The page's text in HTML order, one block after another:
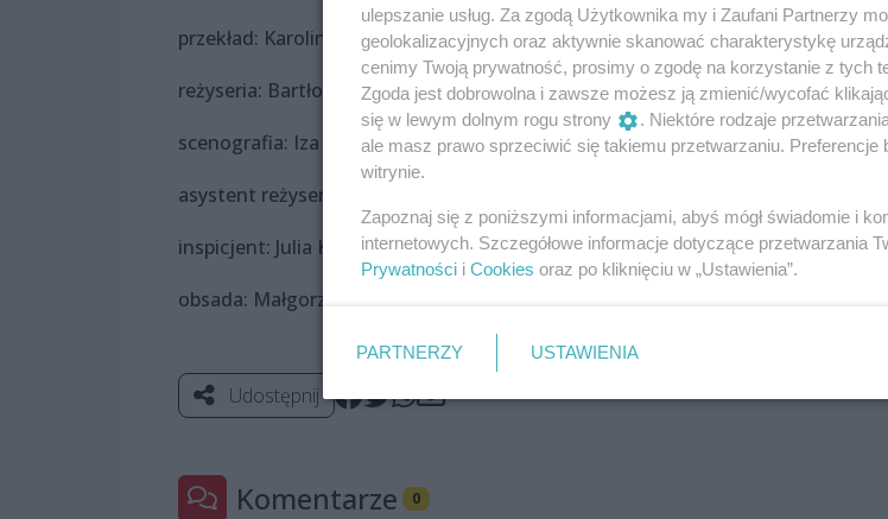
przekład: Karolina Bikont
reżyseria: Bartłomiej Wyszomirski
scenografia: Iza Toroniewicz
asystent reżysera: Małgorzata Chryc-Filary
inspicjent: Julia Karol
obsada: Małgorzata Chryc-Filary, Zbigniew Filary, Karol Olszewski
Udostępnij
Komentarze 0
ulepszanie usług. Za zgodą Użytkownika my i Zaufani Partnerzy
geolokalizacyjnych oraz aktywnie skanować charakterystykę
cenimy Twoją prywatność, prosimy o zgodę na korzystanie z tych
Zgoda jest dobrowolna i zawsze możesz ją zmienić/wycofać
się w lewym dolnym rogu strony
. Niektóre rodzaje
ale masz prawo sprzeciwić się takiemu przetwarzaniu. Preferencje
witrynie.
Zapoznaj się z poniższymi informacjami, abyś mógł świadomie i
internetowych. Szczegółowe informacje dotyczące przetwarzania
Prywatności i Cookies oraz po kliknięciu w „Ustawienia”.
PARTNERZY USTAWIENIA